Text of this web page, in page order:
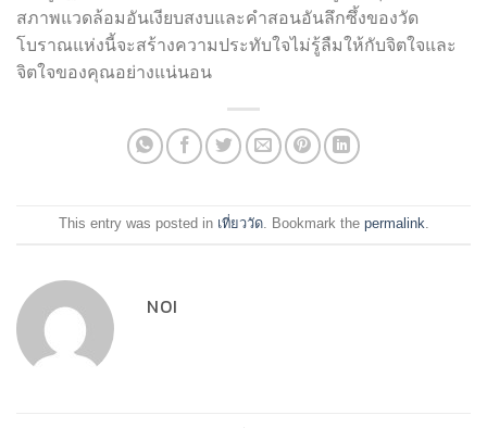
สภาพแวดล้อมอันเงียบสงบและคำสอนอันลึกซึ้งของวัด
โบราณแห่งนี้จะสร้างความประทับใจไม่รู้ลืมให้กับจิตใจและ
จิตใจของคุณอย่างแน่นอน
This entry was posted in เที่ยววัด. Bookmark the permalink
NOI